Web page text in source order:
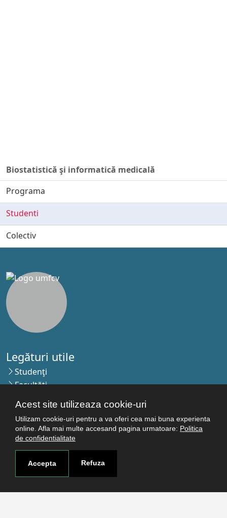
Acest site utilizeaza cookie-uri
Utilizam cookie-uri pentru a va oferi cea mai buna experienta
online. Afla mai multe accesand pagina urmatoare: Politica
de confidentialitate
Accepta Refuza
Biostatistică şi informatică medicală
Programa
Studenti
Colectiv
Legături utile
Studenţi
Facultăţi
Cercetare
Termeni şi condiţii
Politica de confidenţialitate
Autentificare
Contact
Pagina de contact